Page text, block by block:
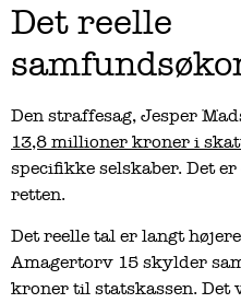
Det reelle
Den straffesag, Jesper
13,8 millioner kroner i
specifikke selskaber. Det
retten.
Det reelle tal er langt
Amagertorv 15 skylder
kroner til statskassen. Det